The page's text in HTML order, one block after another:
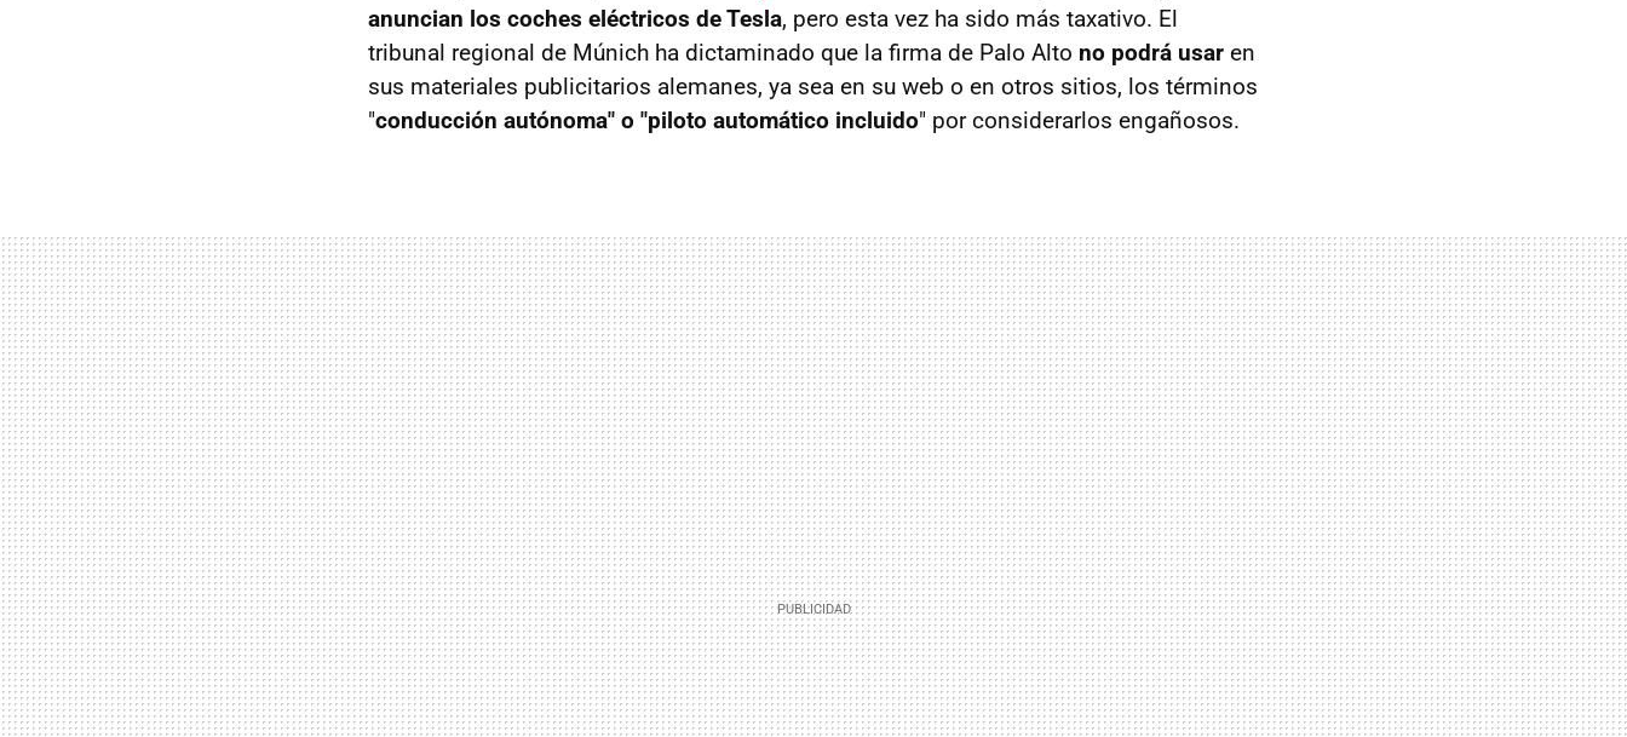
anuncian los coches eléctricos de Tesla, pero esta vez ha sido más taxativo. El
tribunal regional de Múnich ha dictaminado que la firma de Palo Alto no podrá usar en
sus materiales publicitarios alemanes, ya sea en su web o en otros sitios, los términos
"conducción autónoma" o "piloto automático incluido" por considerarlos engañosos.